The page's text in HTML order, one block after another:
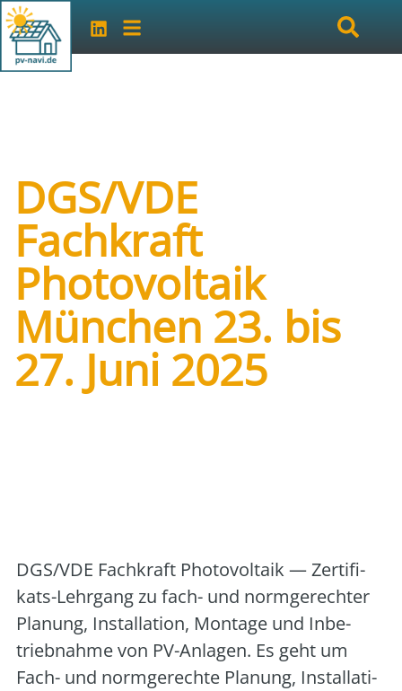
DGS/VDE
Fachkraft
Photovoltaik
München 23. bis
27. Juni 2025
DGS/VDE Fach­kraft Pho­to­vol­ta­ik — Zer­ti­fi­
kats-Lehr­gang zu fach- und norm­ge­rech­ter
Pla­nung, Instal­la­ti­on, Mon­ta­ge und Inbe­
trieb­nah­me von PV-Anla­gen. Es geht um
Fach- und norm­ge­rech­te Pla­nung, Instal­la­ti­